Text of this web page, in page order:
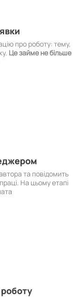
про роботу: тему,
Це займе не більше
та повідомить
На цьому етапі